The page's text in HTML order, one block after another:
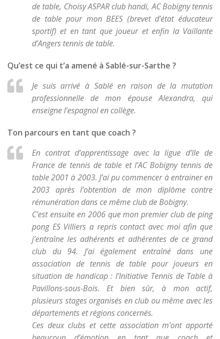
de table, Choisy ASPAR club handi, AC Bobigny tennis
de table pour mon BEES (brevet d’état éducateur
sportif) et en tant que joueur et enfin la Vaillante
d’Angers tennis de table.
Qu’est ce qui t’a amené à Sablé-sur-Sarthe ?
Je suis arrivé à Sablé en raison de la mutation
professionnelle de mon épouse Alexandra, qui
enseigne l’espagnol en collège.
Ton parcours en tant que coach ?
En contrat d’apprentissage avec la ligue d’Ile de
France de tennis de table et l’AC Bobigny tennis de
table 2001 à 2003. J’ai pu commencer à entrainer en
2003 après l’obtention de mon diplôme contre
rémunération dans ce même club de Bobigny.
C’est ensuite en 2006 que mon premier club de ping
pong ES Villiers a repris contact avec moi afin que
j’entraîne les adhérents et adhérentes de ce grand
club du 94. J’ai également entraîné dans une
association de tennis de table pour joueurs en
situation de handicap : l’Initiative Tennis de Table à
Pavillons-sous-Bois. Et bien sûr, à mon actif,
plusieurs stages organisés en club ou même avec les
départements et régions concernés.
Ces deux clubs et cette association m’ont apporté